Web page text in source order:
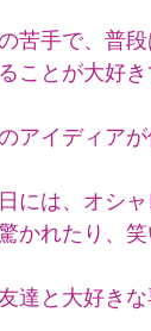
苦手で、普
ことが大好き
アイディア
には、オシ
かれたり、
達と大好き